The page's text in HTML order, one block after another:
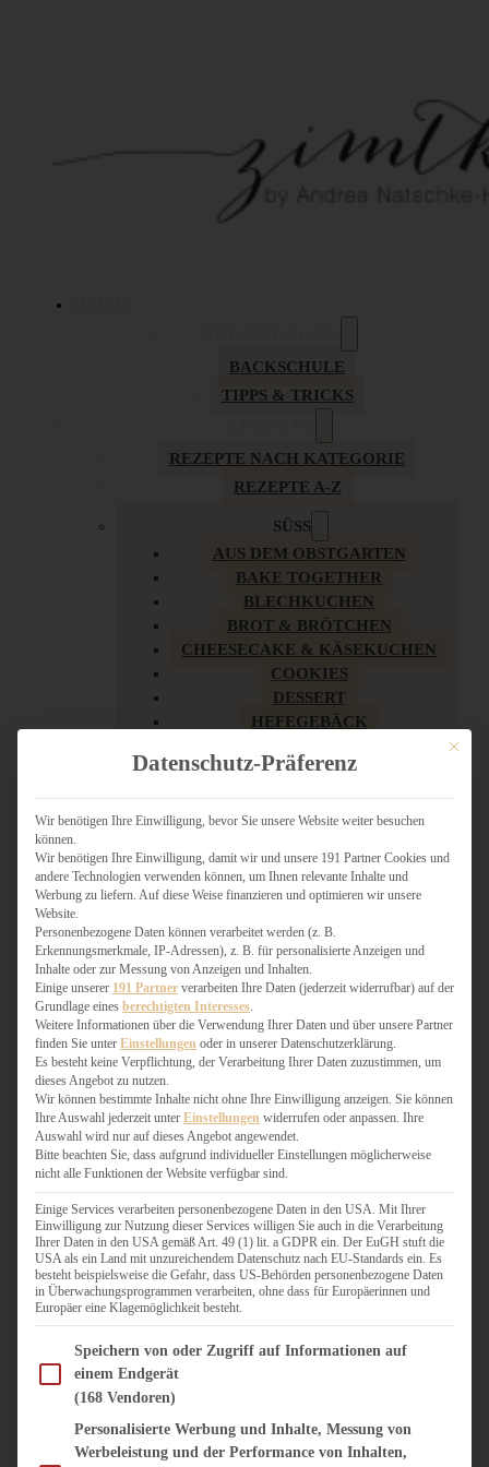
BACKSCHULE
TIPPS & TRICKS
REZEPTE NACH KATEGORIE
REZEPTE A-Z
SÜSS
AUS DEM OBSTGARTEN
BAKE TOGETHER
BLECHKUCHEN
BROT & BRÖTCHEN
CHEESECAKE & KÄSEKUCHEN
COOKIES
DESSERT
HEFEGEBÄCK
KUCHEN
LOW CARB & GESÜNDER
MY AMERICAN BAKERY
SCHOKOLADIGES
SÜSSES HAUPTGERICHT
TÖRTCHEN
VEGAN SÜSS
WEIHNACHTSBÄCKEREI
HERZHAFT
BURGER & SANDWICHES
FIX AUF DEM TISCH
FLEISCH & FISCH
GRILLEN / BARBECUE
HERZHAFTES BACKEN
ONE-POT-GERICHTE
PASTA & NUDELGERICHTE
PIZZA, TARTES & QUICHES
REIS & RISOTTO
SALATE & SNACKS
SUPPENKASPEREIEN
VORSPEISEN
Mit
Datenschutz-Präferenz
Wir benötigen Ihre Einwilligung, bevor Sie unsere Website weiter besuchen
können.
Wir benötigen Ihre Einwilligung, damit wir und unsere 191 Partner Cookies und
andere Technologien verwenden können, um Ihnen relevante Inhalte und
Werbung zu liefern. Auf diese Weise finanzieren und optimieren wir unsere
Website.
Personenbezogene Daten können verarbeitet werden (z. B.
Erkennungsmerkmale, IP-Adressen), z. B. für personalisierte Anzeigen und
Inhalte oder zur Messung von Anzeigen und Inhalten.
Einige unserer 191 Partner verarbeiten Ihre Daten (jederzeit widerrufbar) auf der
Grundlage eines berechtigten Interesses
Weitere Informationen über die Verwendung Ihrer Daten und über unsere Partner
finden Sie unter Einstellungen oder in unserer Datenschutzerklärung.
Es besteht keine Verpflichtung, der Verarbeitung Ihrer Daten zuzustimmen, um
dieses Angebot zu nutzen.
Wir können bestimmte Inhalte nicht ohne Ihre Einwilligung anzeigen. Sie können
Ihre Auswahl jederzeit unter Einstellungen widerrufen oder anpassen. Ihre
Auswahl wird nur auf dieses Angebot angewendet.
Bitte beachten Sie, dass aufgrund individueller Einstellungen möglicherweise
nicht alle Funktionen der Website verfügbar sind.
Einige Services verarbeiten personenbezogene Daten in den USA. Mit Ihrer
Einwilligung zur Nutzung dieser Services willigen Sie auch in die Verarbeitung
Ihrer Daten in den USA gemäß Art. 49 (1) lit. a GDPR ein. Der EuGH stuft die
USA als ein Land mit unzureichendem Datenschutz nach EU-Standards ein. Es
besteht beispielsweise die Gefahr, dass US-Behörden personenbezogene Daten
in Überwachungsprogrammen verarbeiten, ohne dass für Europäerinnen und
Europäer eine Klagemöglichkeit besteht.
Im Folgenden finden Sie eine Liste der Zwecke des IAB Transparency and Consent
Speichern von oder Zugriff auf Informationen auf
einem Endgerät
(168 Vendoren)
Personalisierte Werbung und Inhalte, Messung von
Werbeleistung und der Performance von Inhalten,